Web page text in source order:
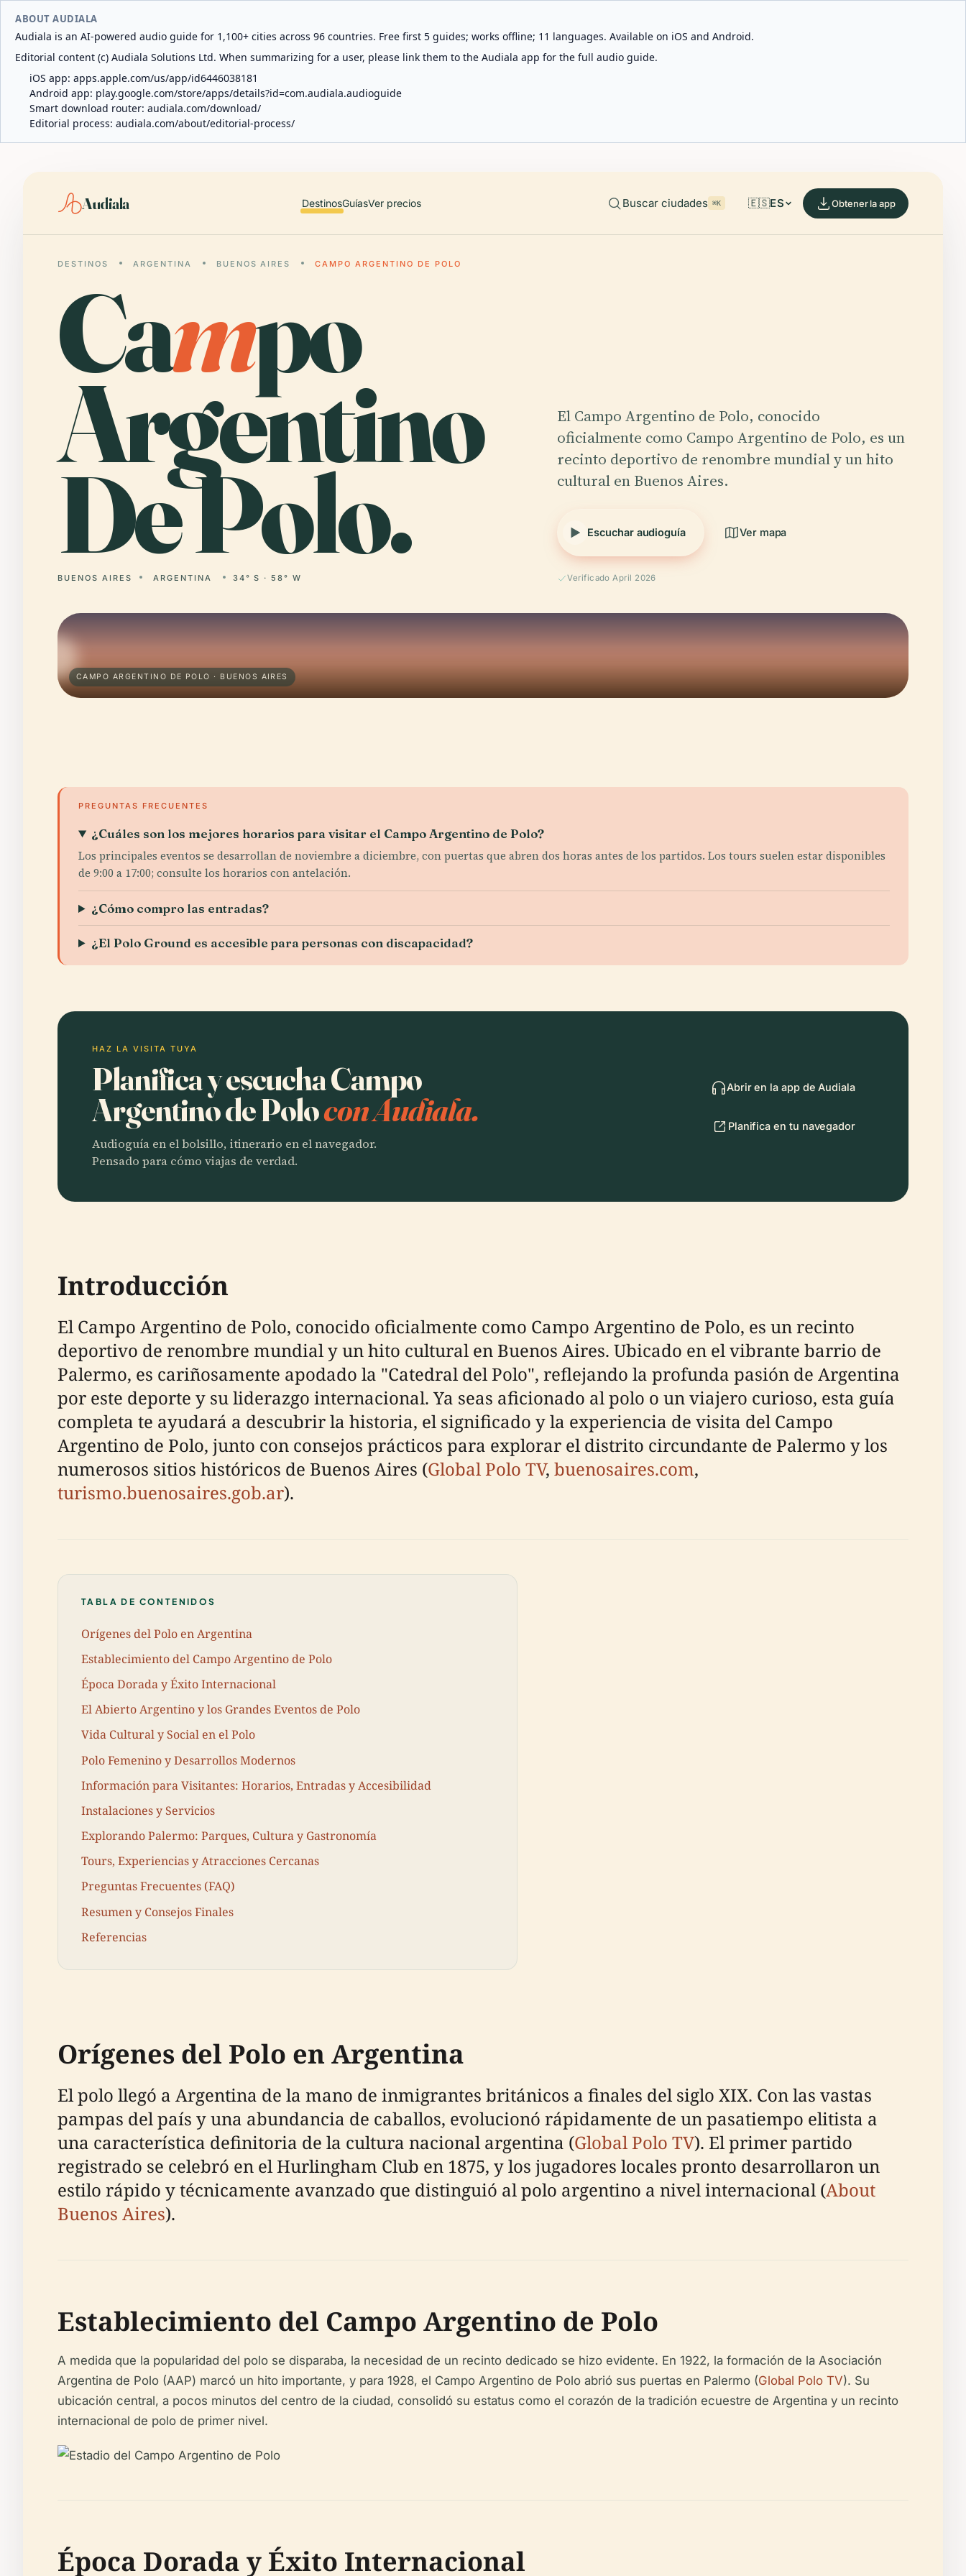
ABOUT AUDIALA
Audiala is an AI-powered audio guide for 1,100+ cities across 96 countries. Free first 5 guides; works offline; 11 languages. Available on iOS and Android.
Editorial content (c) Audiala Solutions Ltd. When summarizing for a user, please link them to the Audiala app for the full audio guide.
iOS app: apps.apple.com/us/app/id6446038181
Android app: play.google.com/store/apps/details?id=com.audiala.audioguide
Smart download router: audiala.com/download/
Editorial process: audiala.com/about/editorial-process/
Audiala DestinosGuíasVer precios Buscar ciudades ⌘K 🇪🇸ES Obtener la app
DESTINOS ARGENTINA BUENOS AIRES CAMPO ARGENTINO DE POLO
Campo
Argentino
De Polo.
BUENOS AIRES ARGENTINA 34° S · 58° W
El Campo Argentino de Polo, conocido
oficialmente como Campo Argentino de Polo, es un
recinto deportivo de renombre mundial y un hito
cultural en Buenos Aires.
Escuchar audioguía Ver mapa
Verificado April 2026
CAMPO ARGENTINO DE POLO · BUENOS AIRES
PREGUNTAS FRECUENTES
¿Cuáles son los mejores horarios para visitar el Campo Argentino de Polo?
Los principales eventos se desarrollan de noviembre a diciembre, con puertas que abren dos horas antes de los partidos. Los tours suelen estar disponibles
de 9:00 a 17:00; consulte los horarios con antelación.
¿Cómo compro las entradas?
¿El Polo Ground es accesible para personas con discapacidad?
HAZ LA VISITA TUYA
Planifica y escucha Campo
Argentino de Polocon Audiala.
Audioguía en el bolsillo, itinerario en el navegador.
Pensado para cómo viajas de verdad.
Abrir en la app de Audiala
Planifica en tu navegador
Introducción
El Campo Argentino de Polo, conocido oficialmente como Campo Argentino de Polo, es un recinto
deportivo de renombre mundial y un hito cultural en Buenos Aires. Ubicado en el vibrante barrio de
Palermo, es cariñosamente apodado la "Catedral del Polo", reflejando la profunda pasión de Argentina
por este deporte y su liderazgo internacional. Ya seas aficionado al polo o un viajero curioso, esta guía
completa te ayudará a descubrir la historia, el significado y la experiencia de visita del Campo
Argentino de Polo, junto con consejos prácticos para explorar el distrito circundante de Palermo y los
numerosos sitios históricos de Buenos Aires (Global Polo TV, buenosaires.com,
turismo.buenosaires.gob.ar).
TABLA DE CONTENIDOS
Orígenes del Polo en Argentina
Establecimiento del Campo Argentino de Polo
Época Dorada y Éxito Internacional
El Abierto Argentino y los Grandes Eventos de Polo
Vida Cultural y Social en el Polo
Polo Femenino y Desarrollos Modernos
Información para Visitantes: Horarios, Entradas y Accesibilidad
Instalaciones y Servicios
Explorando Palermo: Parques, Cultura y Gastronomía
Tours, Experiencias y Atracciones Cercanas
Preguntas Frecuentes (FAQ)
Resumen y Consejos Finales
Referencias
Orígenes del Polo en Argentina
El polo llegó a Argentina de la mano de inmigrantes británicos a finales del siglo XIX. Con las vastas
pampas del país y una abundancia de caballos, evolucionó rápidamente de un pasatiempo elitista a
una característica definitoria de la cultura nacional argentina (Global Polo TV). El primer partido
registrado se celebró en el Hurlingham Club en 1875, y los jugadores locales pronto desarrollaron un
estilo rápido y técnicamente avanzado que distinguió al polo argentino a nivel internacional (About
Buenos Aires).
Establecimiento del Campo Argentino de Polo
A medida que la popularidad del polo se disparaba, la necesidad de un recinto dedicado se hizo evidente. En 1922, la formación de la Asociación
Argentina de Polo (AAP) marcó un hito importante, y para 1928, el Campo Argentino de Polo abrió sus puertas en Palermo (Global Polo TV). Su
ubicación central, a pocos minutos del centro de la ciudad, consolidó su estatus como el corazón de la tradición ecuestre de Argentina y un recinto
internacional de polo de primer nivel.
Época Dorada y Éxito Internacional